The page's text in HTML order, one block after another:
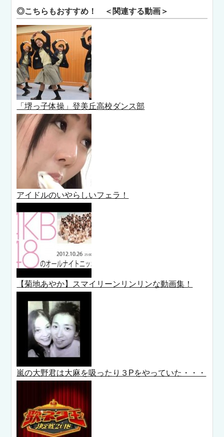
◎こちらもおすすめ！ ＜関連する動画＞
「堺っ子体操」登美丘高校ダンス部
アイドルのいやらしいフェラ！
【菊地あやか】スマイリーンリンリンな動画集！
嵐の大野君は大麻を吸ったり３Pをやっていた・・・